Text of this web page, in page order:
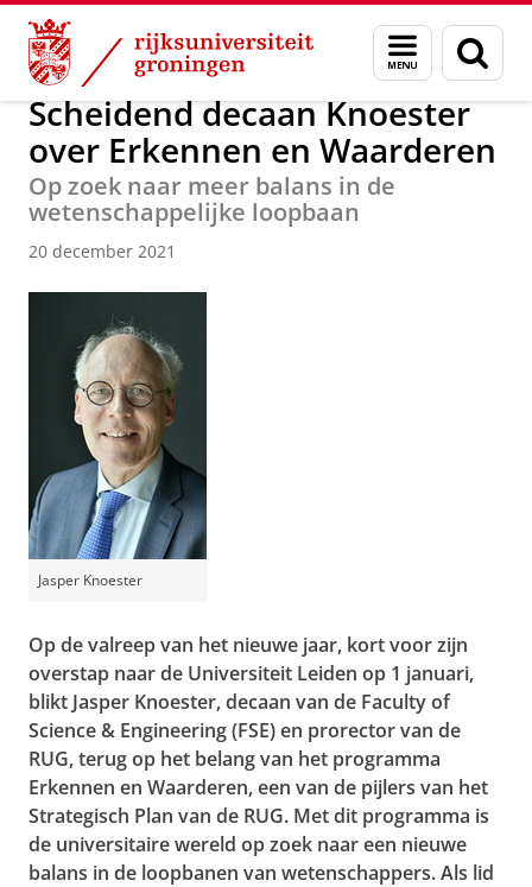
Skip
Content
Skip
Navigation
Menu
en
zoeken
Over ons Actueel Nieuws Nieuwsberichten
Scheidend decaan Knoester
over Erkennen en Waarderen
Op zoek naar meer balans in de
wetenschappelijke loopbaan
20 december 2021
Jasper Knoester
Op de valreep van het nieuwe jaar, kort voor zijn
overstap naar de Universiteit Leiden op 1 januari,
blikt Jasper Knoester, decaan van de Faculty of
Science & Engineering (FSE) en prorector van de
RUG, terug op het belang van het programma
Erkennen en Waarderen, een van de pijlers van het
Strategisch Plan van de RUG. Met dit programma is
de universitaire wereld op zoek naar een nieuwe
balans in de loopbanen van wetenschappers. Als lid